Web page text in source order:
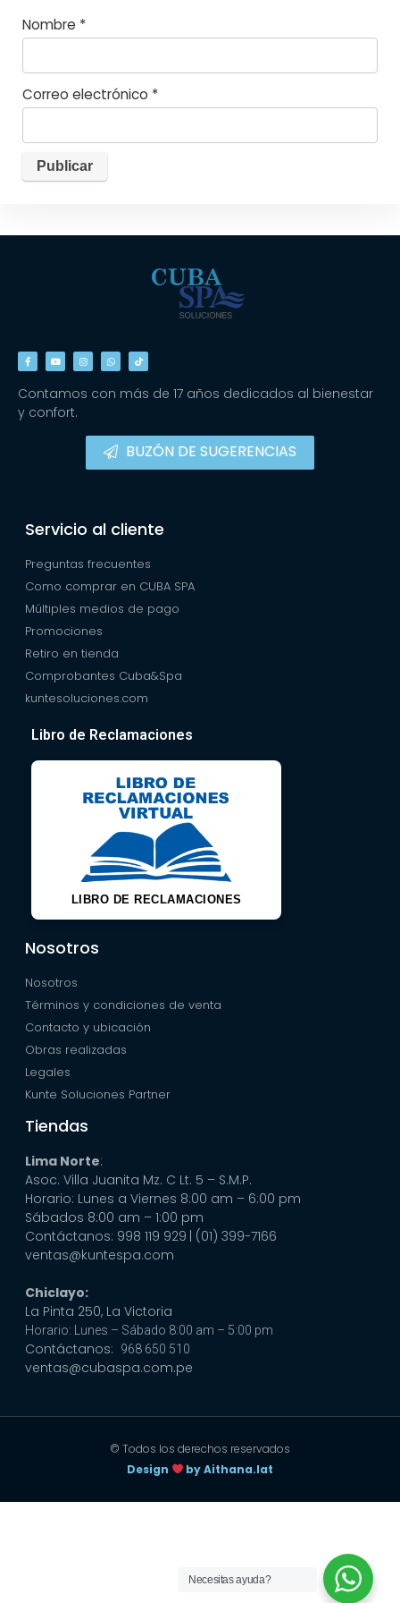
Nombre *
Correo electrónico *
Contamos con más de 17 años dedicados al bienestar
y confort.
BUZÓN DE SUGERENCIAS
Servicio al cliente
Preguntas frecuentes
Como comprar en CUBA SPA
Múltiples medios de pago
Promociones
Retiro en tienda
Comprobantes Cuba&Spa
kuntesoluciones.com
Libro de Reclamaciones
LIBRO DE RECLAMACIONES
Nosotros
Nosotros
Términos y condiciones de venta
Contacto y ubicación
Obras realizadas
Legales
Kunte Soluciones Partner
Tiendas
Lima Norte:
Asoc. Villa Juanita Mz. C Lt. 5 – S.M.P.
Horario: Lunes a Viernes 8:00 am – 6:00 pm
Sábados 8:00 am – 1:00 pm
Contáctanos: 998 119 929 | (01) 399-7166
ventas@kuntespa.com
Chiclayo:
La Pinta 250, La Victoria
Horario: Lunes – Sábado 8:00 am – 5:00 pm
Contáctanos: 968 650 510
ventas@cubaspa.com.pe
© Todos los derechos reservados
Design
by Aithana.lat
Necesitas ayuda?